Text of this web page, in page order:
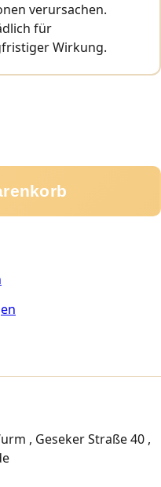
verursachen.
für
Wirkung.
, Geseker Straße 40 ,